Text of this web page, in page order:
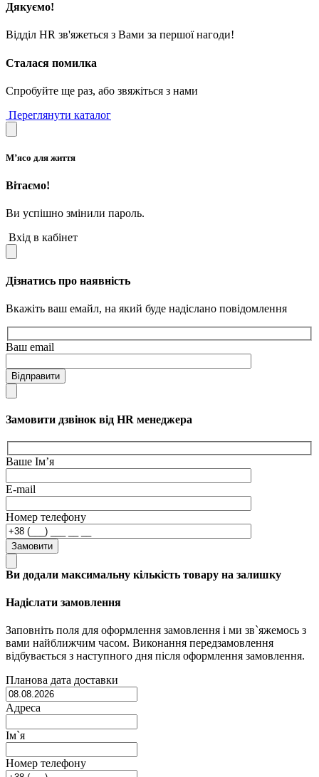
Дякуємо!
Відділ HR зв'яжеться з Вами за першої нагоди!
Сталася помилка
Спробуйте ще раз, або звяжіться з нами
Переглянути каталог
М’ясо для життя
Вітаємо!
Ви успішно змінили пароль.
Вхід в кабінет
Дізнатись про наявність
Вкажіть ваш емайл, на який буде надіслано повідомлення
Ваш email
Відправити
Замовити дзвінок від HR менеджера
Ваше Ім’я
E-mail
Номер телефону
Замовити
Ви додали максимальну кількість товару на залишку
Надіслати замовлення
Заповніть поля для оформлення замовлення і ми зв`яжемось з
вами найближчим часом. Виконання передзамовлення
відбувається з наступного дня після оформлення замовлення.
Планова дата доставки
Адреса
Ім`я
Номер телефону